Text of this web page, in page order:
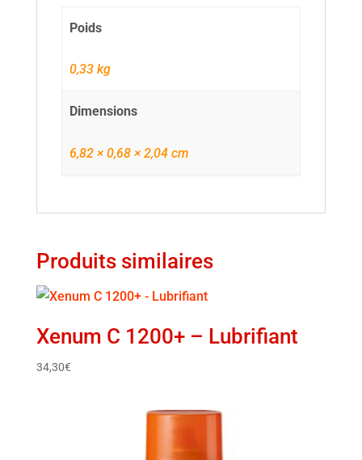
Poids
0,33 kg
Dimensions
6,82 × 0,68 × 2,04 cm
Produits similaires
Xenum C 1200+ – Lubrifiant
34,30€